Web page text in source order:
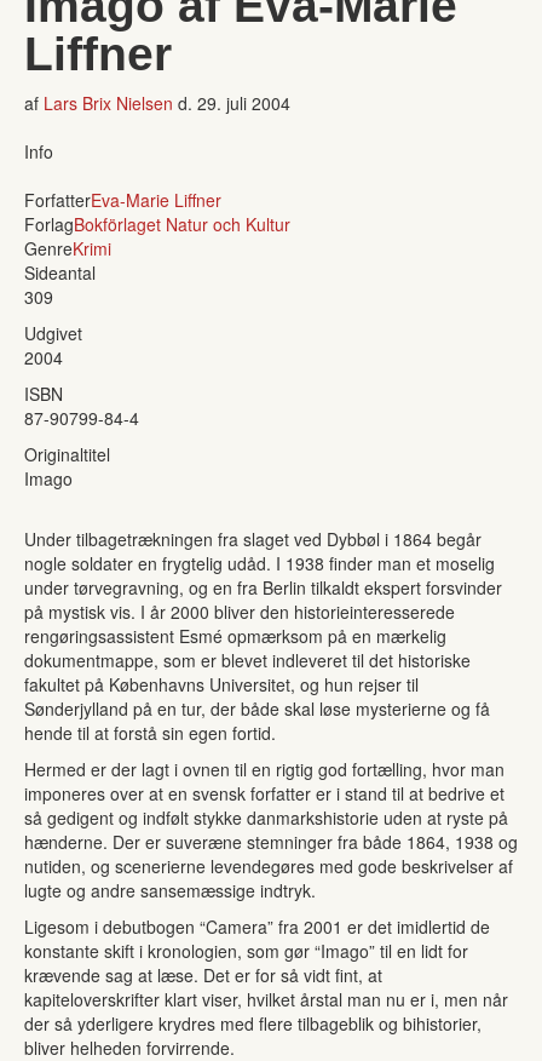
Liffner
af Lars Brix Nielsen d. 29. juli 2004
Info
ForfatterEva-Marie Liffner
ForlagBokförlaget Natur och Kultur
GenreKrimi
Sideantal
309
Udgivet
2004
ISBN
87-90799-84-4
Originaltitel
Imago
Under tilbagetrækningen fra slaget ved Dybbøl i 1864 begår
nogle soldater en frygtelig udåd. I 1938 finder man et moselig
under tørvegravning, og en fra Berlin tilkaldt ekspert forsvinder
på mystisk vis. I år 2000 bliver den historieinteresserede
rengøringsassistent Esmé opmærksom på en mærkelig
dokumentmappe, som er blevet indleveret til det historiske
fakultet på Københavns Universitet, og hun rejser til
Sønderjylland på en tur, der både skal løse mysterierne og få
hende til at forstå sin egen fortid.
Hermed er der lagt i ovnen til en rigtig god fortælling, hvor man
imponeres over at en svensk forfatter er i stand til at bedrive et
så gedigent og indfølt stykke danmarkshistorie uden at ryste på
hænderne. Der er suveræne stemninger fra både 1864, 1938 og
nutiden, og scenerierne levendegøres med gode beskrivelser af
lugte og andre sansemæssige indtryk.
Ligesom i debutbogen “Camera” fra 2001 er det imidlertid de
konstante skift i kronologien, som gør “Imago” til en lidt for
krævende sag at læse. Det er for så vidt fint, at
kapiteloverskrifter klart viser, hvilket årstal man nu er i, men når
der så yderligere krydres med flere tilbageblik og bihistorier,
bliver helheden forvirrende.